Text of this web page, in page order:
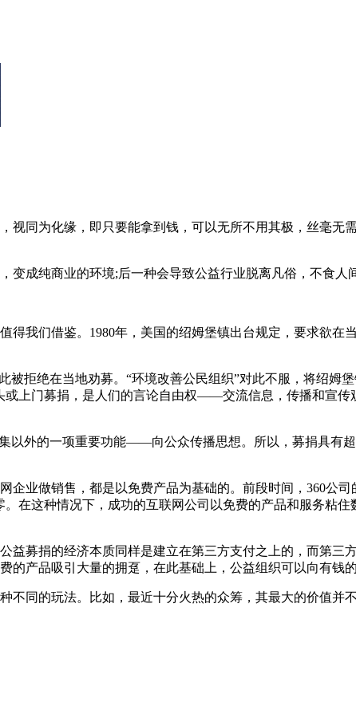
视同为化缘，即只要能拿到钱，可以无所不用其极，丝毫无
成纯商业的环境;后一种会导致公益行业脱离凡俗，不食人
我们借鉴。1980年，美国的绍姆堡镇出台规定，要求欲在
被拒绝在当地劝募。“环境改善公民组织”对此不服，将绍姆
或上门募捐，是人们的言论自由权——交流信息，传播和宣
以外的一项重要功能——向公众传播思想。所以，募捐具有
业做销售，都是以免费产品为基础的。前段时间，360公
在这种情况下，成功的互联网公司以免费的产品和服务粘
益募捐的经济本质同样是建立在第三方支付之上的，而第三
产品吸引大量的拥趸，在此基础上，公益组织可以向有钱
不同的玩法。比如，最近十分火热的众筹，其最大的价值并